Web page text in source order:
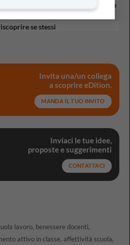
guida alla didattica esperienziale
se stessi
Invita una/un collega
a scoprire eDition.
MANDA IL TUO INVITO
Inviaci le tue idee,
proposte e suggerimenti
CONTATTACI
lavoro benessere docenti
attivo in classe affettività scuola